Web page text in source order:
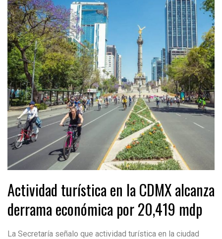
Actividad turística en la CDMX alcanza
derrama económica por 20,419 mdp
La Secretaría señalo que actividad turística en la ciudad